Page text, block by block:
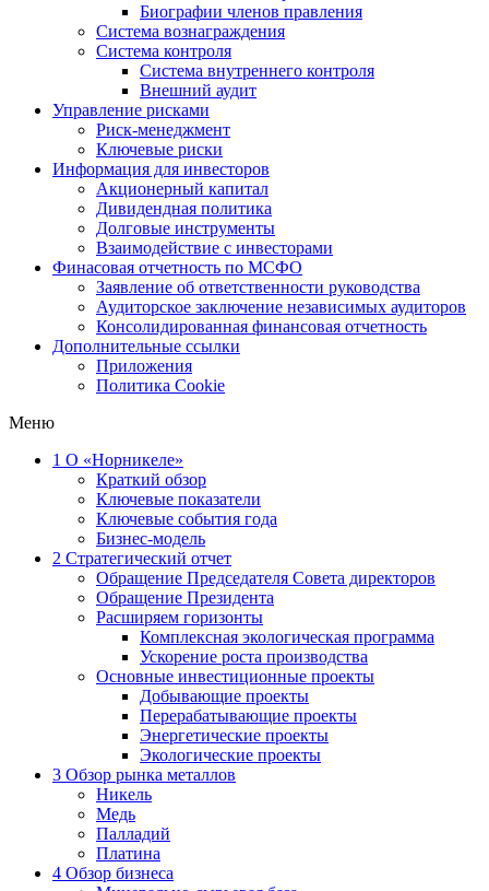
Биографии членов правления
Система вознаграждения
Система контроля
Система внутреннего контроля
Внешний аудит
Управление рисками
Риск-менеджмент
Ключевые риски
Информация для инвесторов
Акционерный капитал
Дивидендная политика
Долговые инструменты
Взаимодействие с инвеcторами
Финасовая отчетность по МСФО
Заявление об ответственности руководства
Аудиторское заключение независимых аудиторов
Консолидированная финансовая отчетность
Дополнительные ссылки
Приложения
Политика Cookie
Меню
1 О «Норникеле»
Краткий обзор
Ключевые показатели
Ключевые события года
Бизнес-модель
2 Стратегический отчет
Обращение Председателя Совета директоров
Обращение Президента
Расширяем горизонты
Комплексная экологическая программа
Ускорение роста производства
Основные инвестиционные проекты
Добывающие проекты
Перерабатывающие проекты
Энергетические проекты
Экологические проекты
3 Обзор рынка металлов
Никель
Медь
Палладий
Платина
4 Обзор бизнеса